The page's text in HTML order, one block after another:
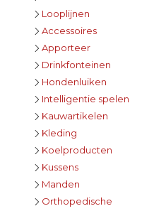
Looplijnen
Accessoires
Apporteer
Drinkfonteinen
Hondenluiken
Intelligentie spelen
Kauwartikelen
Kleding
Koelproducten
Kussens
Manden
Orthopedische